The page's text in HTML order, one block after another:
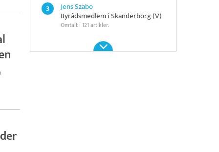
3 Jens Szabo
Byrådsmedlem i Skanderborg (V)
Omtalt i 121 artikler.